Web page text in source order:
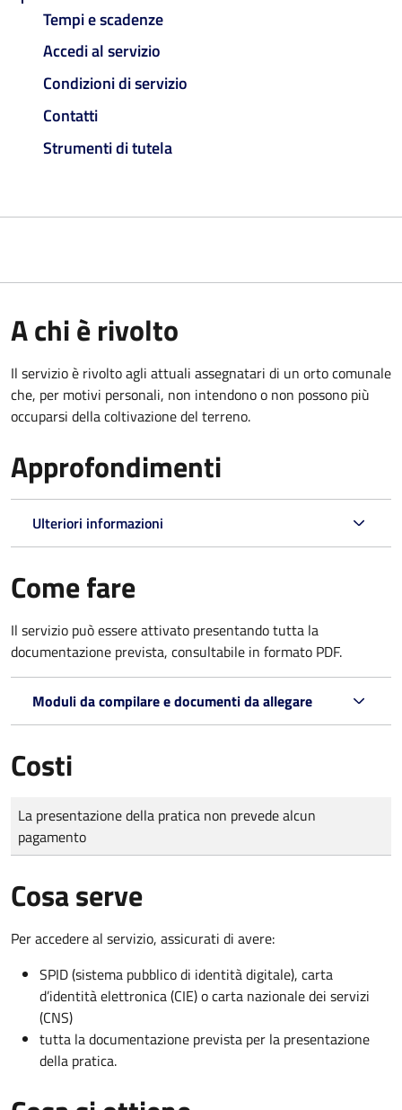
Tempi e scadenze
Accedi al servizio
Condizioni di servizio
Contatti
Strumenti di tutela
A chi è rivolto
Il servizio è rivolto agli attuali assegnatari di un orto comunale
che, per motivi personali, non intendono o non possono più
occuparsi della coltivazione del terreno.
Approfondimenti
Ulteriori informazioni
Come fare
Il servizio può essere attivato presentando tutta la
documentazione prevista, consultabile in formato PDF.
Moduli da compilare e documenti da allegare
Costi
Tipo di pagamento
Importo
La presentazione della pratica non prevede alcun
pagamento
Cosa serve
Per accedere al servizio, assicurati di avere:
SPID (sistema pubblico di identità digitale), carta
d’identità elettronica (CIE) o carta nazionale dei servizi
(CNS)
tutta la documentazione prevista per la presentazione
della pratica.